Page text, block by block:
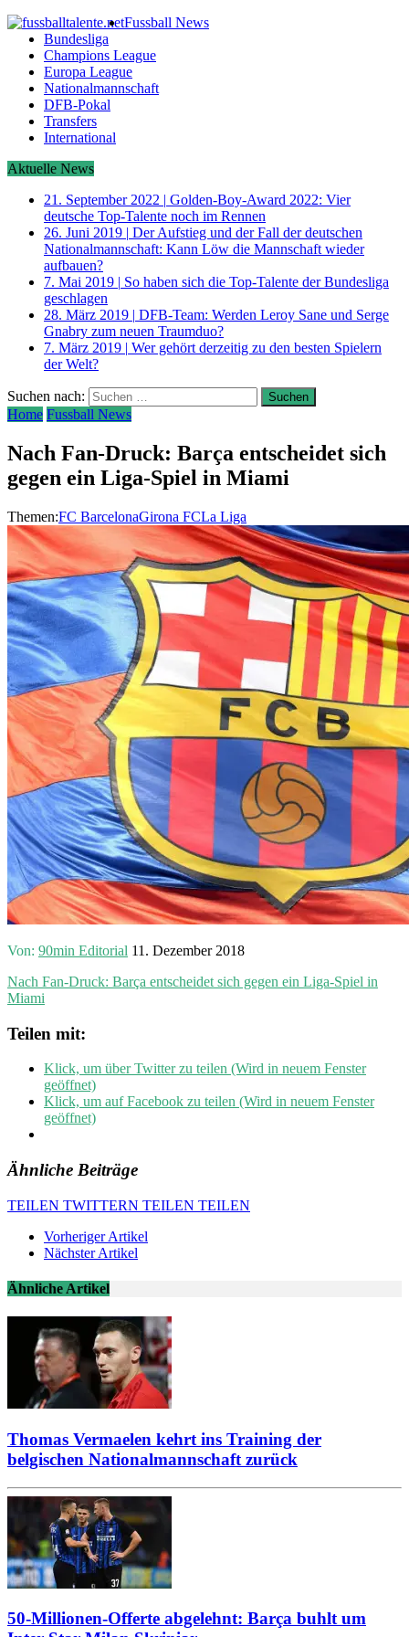
Fussball News
Bundesliga
Champions League
Europa League
Nationalmannschaft
DFB-Pokal
Transfers
International
Aktuelle News
21. September 2022 | Golden-Boy-Award 2022: Vier
deutsche Top-Talente noch im Rennen
26. Juni 2019 | Der Aufstieg und der Fall der deutschen
Nationalmannschaft: Kann Löw die Mannschaft wieder
aufbauen?
7. Mai 2019 | So haben sich die Top-Talente der Bundesliga
geschlagen
28. März 2019 | DFB-Team: Werden Leroy Sane und Serge
Gnabry zum neuen Traumduo?
7. März 2019 | Wer gehört derzeitig zu den besten Spielern
der Welt?
Suchen nach:
Home Fussball News
Nach Fan-Druck: Barça entscheidet sich
gegen ein Liga-Spiel in Miami
Themen:FC BarcelonaGirona FCLa Liga
Von: 90min Editorial 11. Dezember 2018
Nach Fan-Druck: Barça entscheidet sich gegen ein Liga-Spiel in
Miami
Teilen mit:
Klick, um über Twitter zu teilen (Wird in neuem Fenster
geöffnet)
Klick, um auf Facebook zu teilen (Wird in neuem Fenster
geöffnet)
Ähnliche Beiträge
TEILEN TWITTERN TEILEN TEILEN
Vorheriger Artikel
Nächster Artikel
Ähnliche Artikel
Thomas Vermaelen kehrt ins Training der
belgischen Nationalmannschaft zurück
50-Millionen-Offerte abgelehnt: Barça buhlt um